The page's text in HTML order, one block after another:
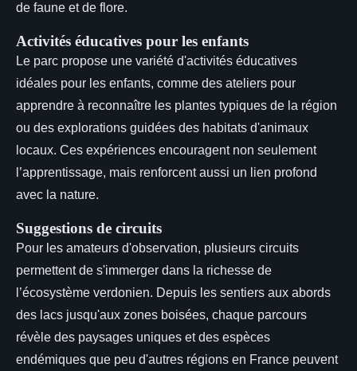
de faune et de flore.
Activités éducatives pour les enfants
Le parc propose une variété d'activités éducatives
idéales pour les enfants, comme des ateliers pour
apprendre à reconnaître les plantes typiques de la région
ou des explorations guidées des habitats d'animaux
locaux. Ces expériences encouragent non seulement
l’apprentissage, mais renforcent aussi un lien profond
avec la nature.
Suggestions de circuits
Pour les amateurs d'observation, plusieurs circuits
permettent de s'immerger dans la richesse de
l’écosystème verdonien. Depuis les sentiers aux abords
des lacs jusqu'aux zones boisées, chaque parcours
révèle des paysages uniques et des espèces
endémiques que peu d'autres régions en France peuvent